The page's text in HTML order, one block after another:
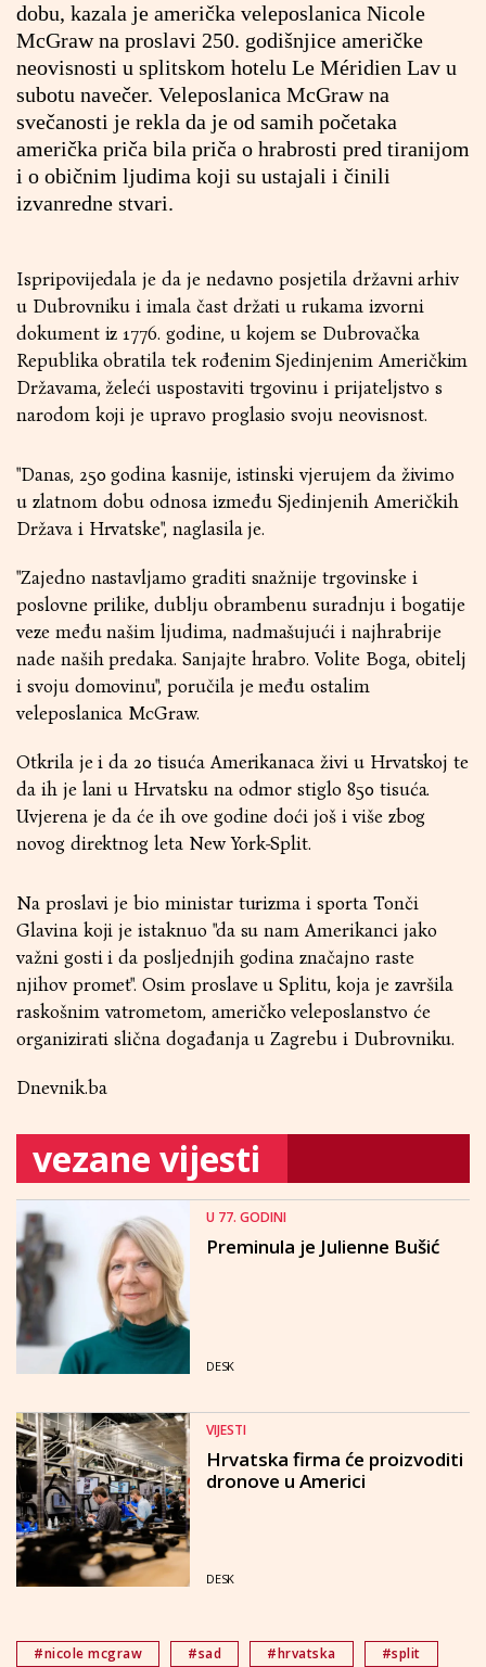
dobu, kazala je američka veleposlanica Nicole
McGraw na proslavi 250. godišnjice američke
neovisnosti u splitskom hotelu Le Méridien Lav u
subotu navečer. Veleposlanica McGraw na
svečanosti je rekla da je od samih početaka
američka priča bila priča o hrabrosti pred tiranijom
i o običnim ljudima koji su ustajali i činili
izvanredne stvari.
Ispripovijedala je da je nedavno posjetila državni arhiv
u Dubrovniku i imala čast držati u rukama izvorni
dokument iz 1776. godine, u kojem se Dubrovačka
Republika obratila tek rođenim Sjedinjenim Američkim
Državama, želeći uspostaviti trgovinu i prijateljstvo s
narodom koji je upravo proglasio svoju neovisnost.
"Danas, 250 godina kasnije, istinski vjerujem da živimo
u zlatnom dobu odnosa između Sjedinjenih Američkih
Država i Hrvatske", naglasila je.
"Zajedno nastavljamo graditi snažnije trgovinske i
poslovne prilike, dublju obrambenu suradnju i bogatije
veze među našim ljudima, nadmašujući i najhrabrije
nade naših predaka. Sanjajte hrabro. Volite Boga, obitelj
i svoju domovinu", poručila je među ostalim
veleposlanica McGraw.
Otkrila je i da 20 tisuća Amerikanaca živi u Hrvatskoj te
da ih je lani u Hrvatsku na odmor stiglo 850 tisuća.
Uvjerena je da će ih ove godine doći još i više zbog
novog direktnog leta New York-Split.
Na proslavi je bio ministar turizma i sporta Tonči
Glavina koji je istaknuo "da su nam Amerikanci jako
važni gosti i da posljednjih godina značajno raste
njihov promet". Osim proslave u Splitu, koja je završila
raskošnim vatrometom, američko veleposlanstvo će
organizirati slična događanja u Zagrebu i Dubrovniku.
Dnevnik.ba
vezane vijesti
U 77. GODINI
Preminula je Julienne Bušić
DESK
VIJESTI
Hrvatska firma će proizvoditi
dronove u Americi
DESK
#nicole mcgraw #sad #hrvatska #split